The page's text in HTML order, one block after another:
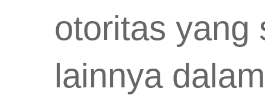
otoritas yang
lainnya